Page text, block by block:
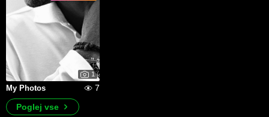
1
My Photos
7
Poglej vse